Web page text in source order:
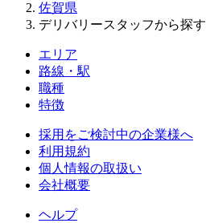
佐賀県
デリバリースタッフから探す
エリア
路線・駅
職種
特徴
採用をご検討中の企業様へ
利用規約
個人情報の取扱い
会社概要
ヘルプ